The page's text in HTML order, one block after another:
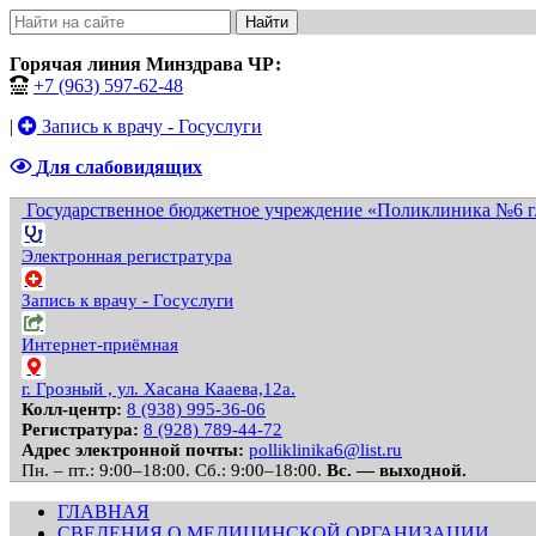
Найти
Горячая линия Минздрава ЧР:
+7 (963) 597-62-48
|
Запись к врачу - Госуслуги
Для слабовидящих
Государственное бюджетное учреждение «Поликлиника №6
Электронная регистратура
Запись к врачу - Госуслуги
Интернет-приёмная
г. Грозный , ул. Хасана Кааева,12а.
Колл-центр: 8 (938) 995-36-06
Регистратура: 8 (928) 789-44-72
Адрес электронной почты: polliklinika6@list.ru
Пн. – пт.: 9:00–18:00. Сб.: 9:00–18:00. Вс. — выходной.
ГЛАВНАЯ